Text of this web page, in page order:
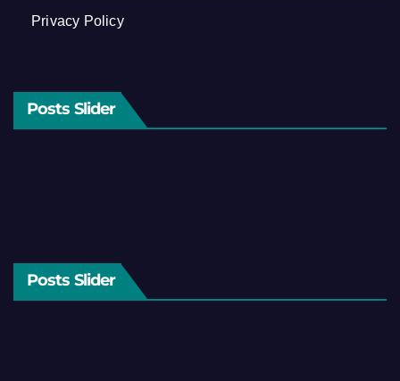
Privacy Policy
Posts Slider
Posts Slider